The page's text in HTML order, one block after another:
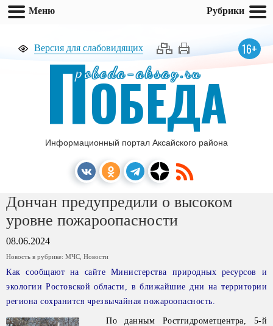
Версия для слабовидящих 16+
pobeda-aksay.ru
ПОБЕДА
Информационный портал Аксайского района
Дончан предупредили о высоком
уровне пожароопасности
08.06.2024
Новость в рубрике: МЧС Новости
Как сообщают на сайте Министерства природных ресурсов и
экологии Ростовской области, в ближайшие дни на территории
региона сохранится чрезвычайная пожароопасность.
По данным Ростгидрометцентра, 5-й
Меню Рубрики